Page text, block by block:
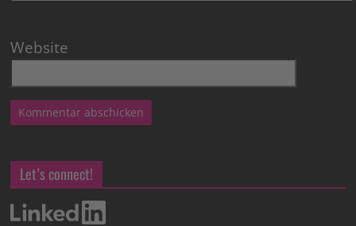
Website
Let’s connect!